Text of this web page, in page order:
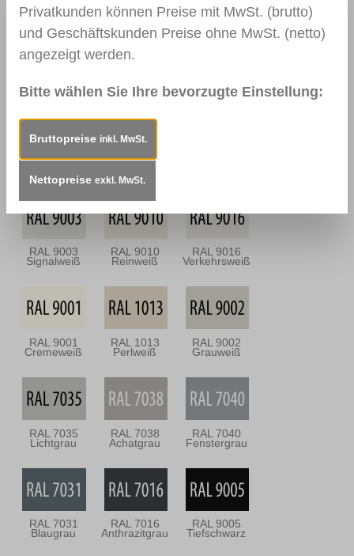
Dunkel Antik
0112 0114
Dunkel
RAL 9003
Signalweiß
RAL 9010
Reinweiß
RAL 9016
Verkehrsweiß
RAL 9001
Cremeweiß
RAL 1013
Perlweiß
RAL 9002
Grauweiß
RAL 7035
Lichtgrau
RAL 7038
Achatgrau
RAL 7040
Fenstergrau
RAL 7031
Blaugrau
RAL 7016
Anthrazitgrau
RAL 9005
Tiefschwarz
Privatkunden können Preise mit MwSt. (brutto)
und Geschäftskunden Preise ohne MwSt. (netto)
angezeigt werden.
Bitte wählen Sie Ihre bevorzugte Einstellung:
Bruttopreise inkl. MwSt.
Nettopreise exkl. MwSt.